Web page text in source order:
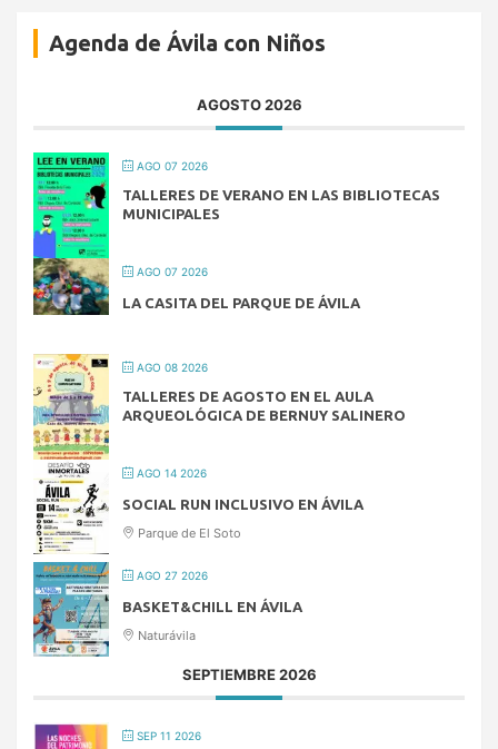
Agenda de Ávila con Niños
AGOSTO 2026
AGO 07 2026
TALLERES DE VERANO EN LAS BIBLIOTECAS
MUNICIPALES
AGO 07 2026
LA CASITA DEL PARQUE DE ÁVILA
AGO 08 2026
TALLERES DE AGOSTO EN EL AULA
ARQUEOLÓGICA DE BERNUY SALINERO
AGO 14 2026
SOCIAL RUN INCLUSIVO EN ÁVILA
Parque de El Soto
AGO 27 2026
BASKET&CHILL EN ÁVILA
Naturávila
SEPTIEMBRE 2026
SEP 11 2026